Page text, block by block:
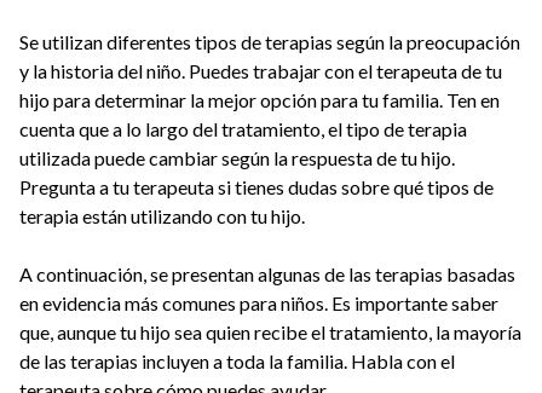
Se utilizan diferentes tipos de terapias según la preocupación
y la historia del niño. Puedes trabajar con el terapeuta de tu
hijo para determinar la mejor opción para tu familia. Ten en
cuenta que a lo largo del tratamiento, el tipo de terapia
utilizada puede cambiar según la respuesta de tu hijo.
Pregunta a tu terapeuta si tienes dudas sobre qué tipos de
terapia están utilizando con tu hijo.
A continuación, se presentan algunas de las terapias basadas
en evidencia más comunes para niños. Es importante saber
que, aunque tu hijo sea quien recibe el tratamiento, la mayoría
de las terapias incluyen a toda la familia. Habla con el